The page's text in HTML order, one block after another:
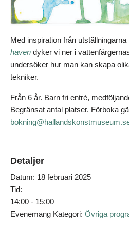
Med inspiration från utställningarna
haven dyker vi ner i
undersöker hur man kan skapa
tekniker.
Från 6 år. Barn fri entré,
Begränsat antal platser. Förboka
Detaljer
Datum: 18 februari 2025
Tid:
14:00 - 15:00
Evenemang Kategori: Övriga